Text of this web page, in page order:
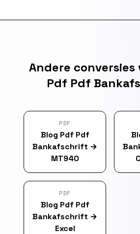
Andere conversies
Pdf Pdf
PDF
Blog Pdf Pdf
Bankafschrift →
MT940
PDF
Blog Pdf Pdf
Bankafschrift →
Excel